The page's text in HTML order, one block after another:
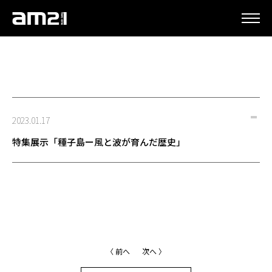
2023.01.17
特集展示「種子島ー風と波が育んだ歴史」
〈 前へ 次へ 〉